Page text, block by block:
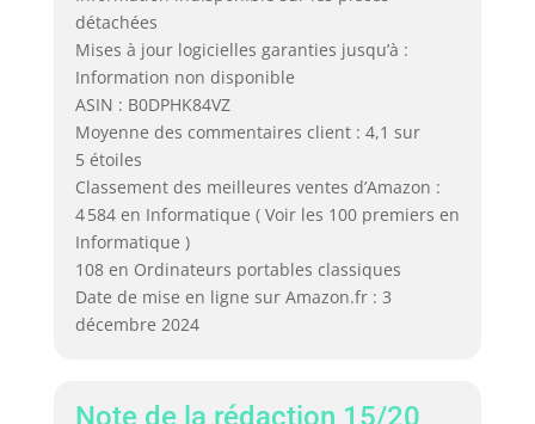
détachées
Mises à jour logicielles garanties jusqu’à :
Information non disponible
ASIN : B0DPHK84VZ
Moyenne des commentaires client : 4,1 sur
5 étoiles
Classement des meilleures ventes d’Amazon :
4 584 en Informatique ( Voir les 100 premiers en
Informatique )
108 en Ordinateurs portables classiques
Date de mise en ligne sur Amazon.fr : 3
décembre 2024
Note de la rédaction 15/20